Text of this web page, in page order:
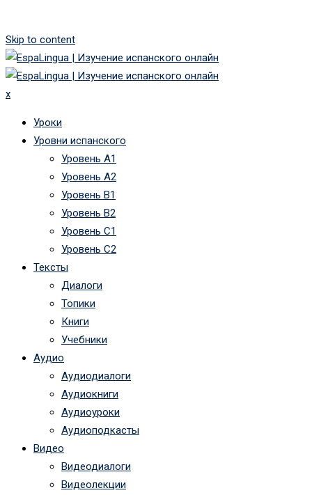
Skip to content
x
Уроки
Уровни испанского
Уровень А1
Уровень А2
Уровень B1
Уровень B2
Уровень C1
Уровень C2
Тексты
Диалоги
Топики
Книги
Учебники
Аудио
Аудиодиалоги
Аудиокниги
Аудиоуроки
Аудиоподкасты
Видео
Видеодиалоги
Видеолекции